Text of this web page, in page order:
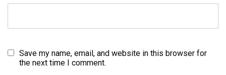
Save my name, email, and website in this browser for
the next time I comment.